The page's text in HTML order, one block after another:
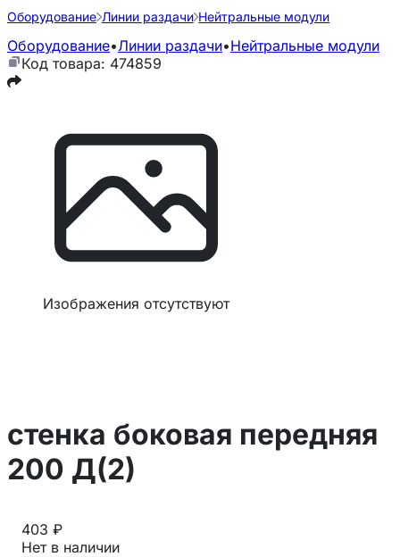
Оборудование Линии раздачи Нейтральные модули
Оборудование•Линии раздачи•Нейтральные модули
Код товара: 474859
Изображения отсутствуют
стенка боковая передняя
200 Д(2)
403 ₽
Нет в наличии